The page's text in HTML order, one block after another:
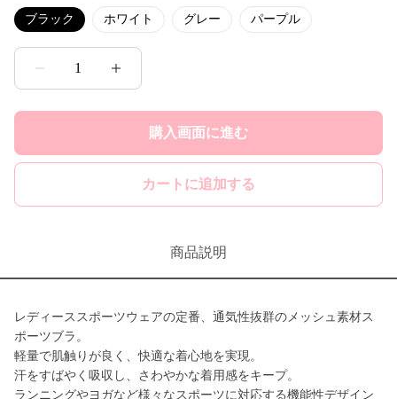
ブラック ホワイト グレー パープル
1
購入画面に進む
カートに追加する
商品説明
レディーススポーツウェアの定番、通気性抜群のメッシュ素材ス
ポーツブラ。
軽量で肌触りが良く、快適な着心地を実現。
汗をすばやく吸収し、さわやかな着用感をキープ。
ランニングやヨガなど様々なスポーツに対応する機能性デザイン